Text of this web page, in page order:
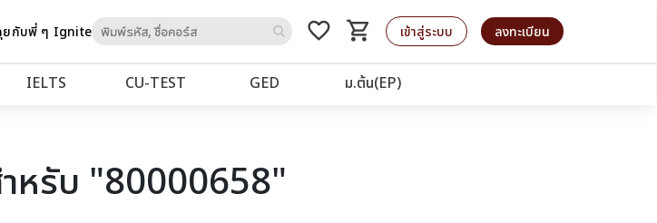
ยกับพี่ ๆ Igniteto
favorite_border shopping_cart
รถเข็น เข้าสู่ระบบ ลงทะเบียน
IELTS CU‑TEST GED ม.ต้น(EP)
หรับ "80000658"